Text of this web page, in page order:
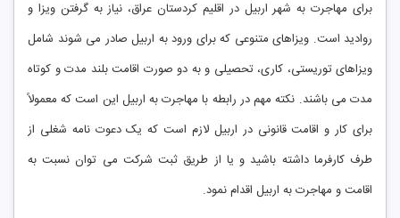
برای مهاجرت به شهر اربیل در اقلیم کردستان عراق، نیاز به گرفتن ویزا و
روادید است. ویزاهای متنوعی که برای ورود به اربیل صادر می شوند شامل
ویزاهای توریستی، کاری، تحصیلی و به دو صورت اقامت بلند مدت و کوتاه
مدت می باشند. نکته مهم در رابطه با مهاجرت به اربیل این است که معمولاً
برای کار و اقامت قانونی در اربیل لازم است که یک دعوت نامه شغلی از
طرف کارفرما داشته باشید و یا از طریق ثبت شرکت می توان نسبت به
اقامت و مهاجرت به اربیل اقدام نمود.